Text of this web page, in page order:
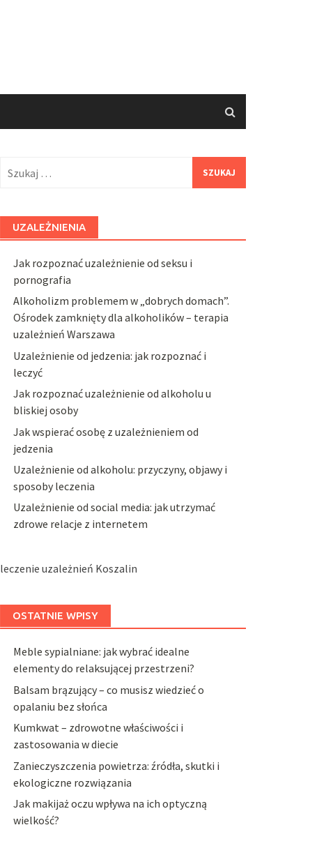
UZALEŻNIENIA
Jak rozpoznać uzależnienie od seksu i
pornografia
Alkoholizm problemem w „dobrych domach”.
Ośrodek zamknięty dla alkoholików – terapia
uzależnień Warszawa
Uzależnienie od jedzenia: jak rozpoznać i
leczyć
Jak rozpoznać uzależnienie od alkoholu u
bliskiej osoby
Jak wspierać osobę z uzależnieniem od
jedzenia
Uzależnienie od alkoholu: przyczyny, objawy i
sposoby leczenia
Uzależnienie od social media: jak utrzymać
zdrowe relacje z internetem
leczenie uzależnień Koszalin
OSTATNIE WPISY
Meble sypialniane: jak wybrać idealne
elementy do relaksującej przestrzeni?
Balsam brązujący – co musisz wiedzieć o
opalaniu bez słońca
Kumkwat – zdrowotne właściwości i
zastosowania w diecie
Zanieczyszczenia powietrza: źródła, skutki i
ekologiczne rozwiązania
Jak makijaż oczu wpływa na ich optyczną
wielkość?